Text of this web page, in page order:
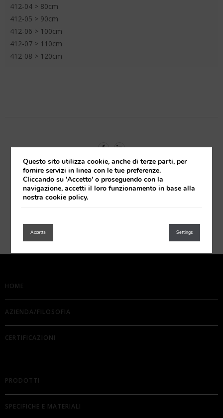
412-04 > 80cm
412-05 > 90cm
412-06 > 100cm
412-07 > 110cm
412-08 > 120cm
SCHEDA TECNICA
HOME
AZIENDA/FILOSOFIA
CERTIFICAZIONI
PRODOTTI
SPECIFICHE E MATERIALI
Questo sito utilizza cookie, anche di terze parti, per
fornire servizi in linea con le tue preferenze.
Cliccando su 'Accetto' o proseguendo con la
navigazione, accetti il loro funzionamento in base alla
nostra cookie policy.
Accetta Settings